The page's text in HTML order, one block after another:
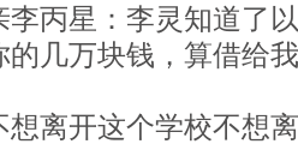
星：李灵知道了以
的几万块钱，算借给
开这个学校不想离